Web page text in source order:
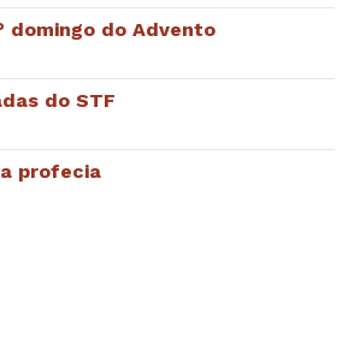
domingo do Advento
do STF
profecia